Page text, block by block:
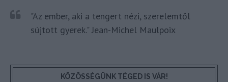
"Az ember, aki a tengert nézi, szerelemtől
sújtott gyerek." Jean-Michel Maulpoix
KÖZÖSSÉGÜNK TÉGED IS VÁR!